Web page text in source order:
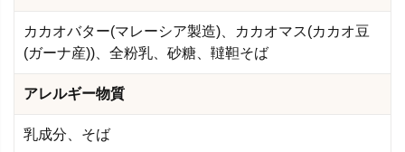
カカオバター(マレーシア製造)、カカオマス(カカオ豆
(ガーナ産))、全粉乳、砂糖、韃靼そば
アレルギー物質
乳成分、そば